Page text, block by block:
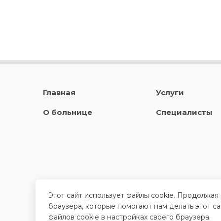
Главная
О больнице
Услуги
Специалисты
Этот сайт использует файлы cookie.
браузера, которые помогают нам делать этот
файлов cookie в настройках своего браузера.